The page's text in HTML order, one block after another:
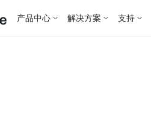
产品中心 解决方案 支持